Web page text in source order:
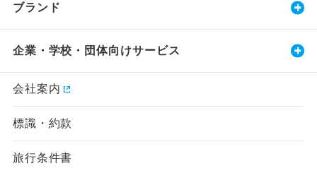
ブランド
企業・学校・団体向けサービス
会社案内
標識・約款
旅行条件書